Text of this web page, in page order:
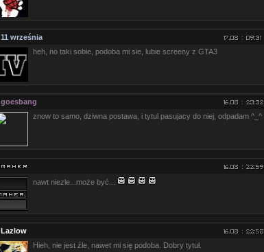
11 września
heh, no taki sobie, podoba mi sie, lubie screeny z GTA3
goesbang
znow to samo, dziwna postawa, i tytul pasujacy do niej, odpadam ^_^
nawt niezle...może być...
Lazlow
Hieh, nie jest źle, nawet mi się podoba. Dobry tytuł.